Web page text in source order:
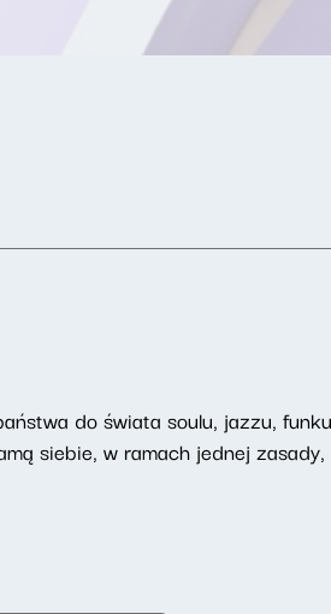
do świata soulu, jazzu,
siebie, w ramach jednej